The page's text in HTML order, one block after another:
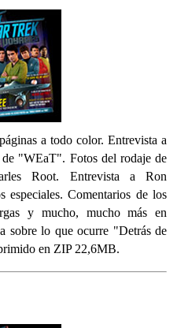
a todo color. Entrevista a
"WEaT". Fotos del rodaje de
Root. Entrevista a Ron
Comentarios de los
y mucho, mucho más en
sobre lo que ocurre "Detrás de
en ZIP 22,6MB.